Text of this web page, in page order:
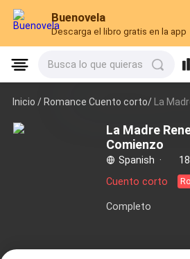
Buenovela
Descarga el libro gratis en la app
Busca lo que quieras
Inicio /Romance Cuento corto/ La Madre
La Madre
Comienzo
Spanish ·
Cuento corto
Completo